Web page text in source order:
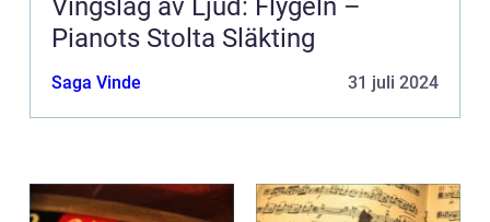
Vingslag av Ljud: Flygeln –
Pianots Stolta Släkting
Saga Vinde 31 juli 2024